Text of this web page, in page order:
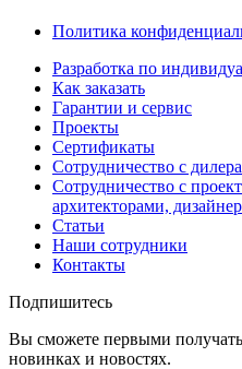
Политика
Разработка по
Как заказать
Гарантии и сервис
Проекты
Сертификаты
Сотрудничество с
Сотрудничество с
архитекторами,
Статьи
Наши сотрудники
Контакты
Подпишитесь
Вы сможете первыми
новинках и новостях.